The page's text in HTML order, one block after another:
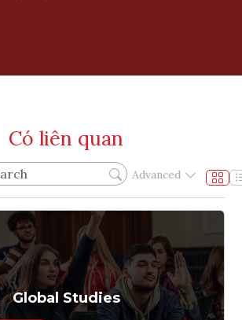
Có liên quan
Advanced
Global Studies